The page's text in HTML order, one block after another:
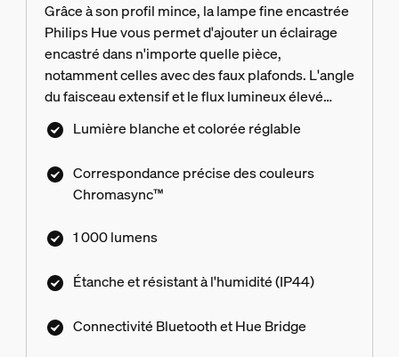
Grâce à son profil mince, la lampe fine encastrée
Philips Hue vous permet d'ajouter un éclairage
encastré dans n'importe quelle pièce,
notamment celles avec des faux plafonds. L'angle
du faisceau extensif et le flux lumineux élevé
vous permettent d'éclairer des espaces encore
plus grands.
Lumière blanche et colorée réglable
Correspondance précise des couleurs
Chromasync™
1 000 lumens
Étanche et résistant à l'humidité (IP44)
Connectivité Bluetooth et Hue Bridge